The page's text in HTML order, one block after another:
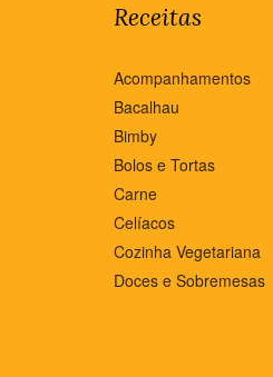
Receitas
Acompanhamentos
Bacalhau
Bimby
Bolos e Tortas
Carne
Celíacos
Cozinha Vegetariana
Doces e Sobremesas